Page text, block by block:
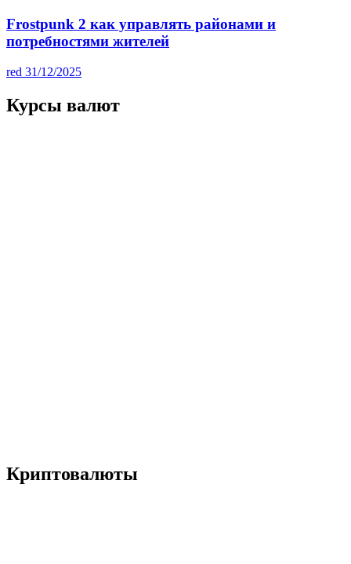
Frostpunk 2 как управлять районами и
потребностями жителей
red 31/12/2025
Курсы валют
Криптовалюты